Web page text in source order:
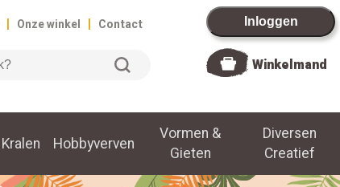
| Onze winkel | Contact Inloggen
Winkelmand
Kralen Hobbyverven
Vormen &
Gieten
Diversen
Creatief